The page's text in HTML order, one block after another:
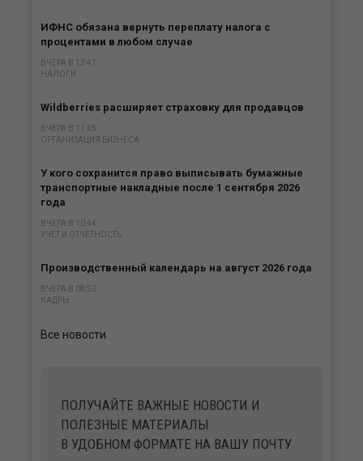
ИФНС обязана вернуть переплату налога с
процентами в любом случае
ВЧЕРА В 13:47
НАЛОГИ
Wildberries расширяет страховку для продавцов
ВЧЕРА В 11:45
ОРГАНИЗАЦИЯ БИЗНЕСА
У кого сохранится право выписывать бумажные
транспортные накладные после 1 сентября 2026
года
ВЧЕРА В 10:44
УЧЕТ И ОТЧЕТНОСТЬ
Производственный календарь на август 2026 года
ВЧЕРА В 08:50
КАДРЫ
Все новости
ПОЛУЧАЙТЕ ВАЖНЫЕ НОВОСТИ И
ПОЛЕЗНЫЕ МАТЕРИАЛЫ
В УДОБНОМ ФОРМАТЕ НА ВАШУ ПОЧТУ